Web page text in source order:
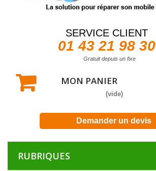
SERVICE CLIENT
01 43 21 98 30
Gratuit depuis un fixe
MON PANIER
(vide)
Demander un devis
RUBRIQUES